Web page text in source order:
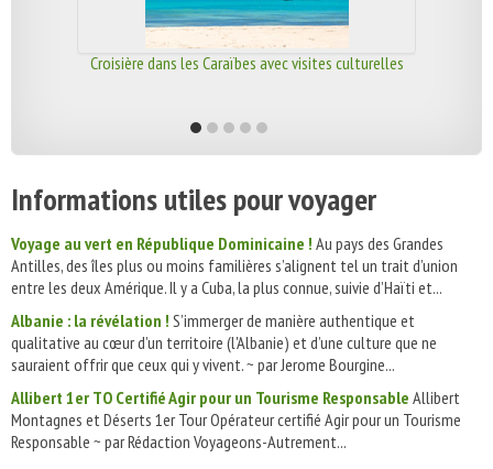
Croisière dans les Caraïbes avec visites culturelles
Informations utiles pour voyager
Voyage au vert en République Dominicaine ! Au pays des Grandes
Antilles, des îles plus ou moins familières s’alignent tel un trait d’union
entre les deux Amérique. Il y a Cuba, la plus connue, suivie d’Haïti et...
Albanie : la révélation ! S’immerger de manière authentique et
qualitative au cœur d’un territoire (l'Albanie) et d’une culture que ne
sauraient offrir que ceux qui y vivent. ~ par Jerome Bourgine...
Allibert 1er TO Certifié Agir pour un Tourisme Responsable Allibert
Montagnes et Déserts 1er Tour Opérateur certifié Agir pour un Tourisme
Responsable ~ par Rédaction Voyageons-Autrement...